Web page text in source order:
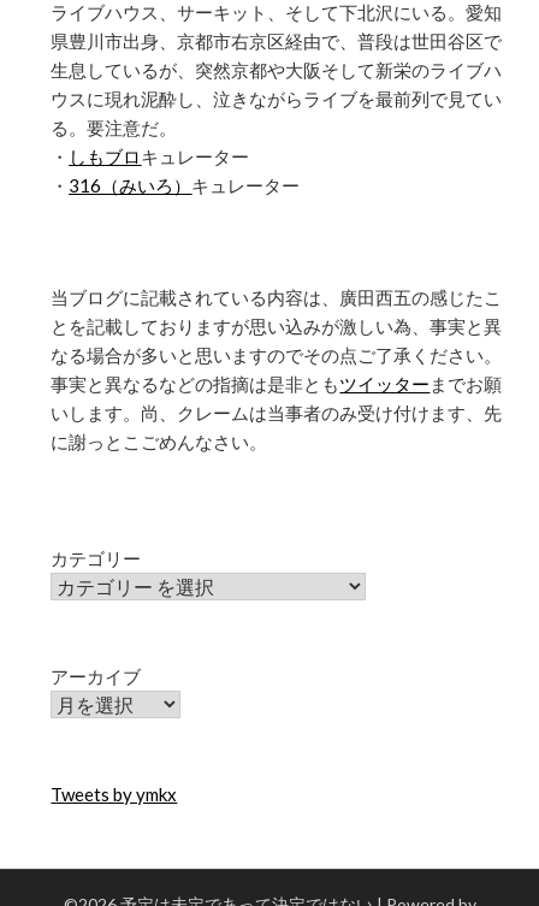
ライブハウス、サーキット、そして下北沢にいる。愛知
県豊川市出身、京都市右京区経由で、普段は世田谷区で
生息しているが、突然京都や大阪そして新栄のライブハ
ウスに現れ泥酔し、泣きながらライブを最前列で見てい
る。要注意だ。
・ しもブロキュレーター
・ 316（みいろ） キュレーター
当ブログに記載されている内容は、廣田西五の感じたこ
とを記載しておりますが思い込みが激しい為、事実と異
なる場合が多いと思いますのでその点ご了承ください。
事実と異なるなどの指摘は是非ともツイッター までお願
いします。尚、クレームは当事者のみ受け付けます、先
に謝っとこごめんなさい。
カテゴリー
アーカイブ
Tweets by ymkx